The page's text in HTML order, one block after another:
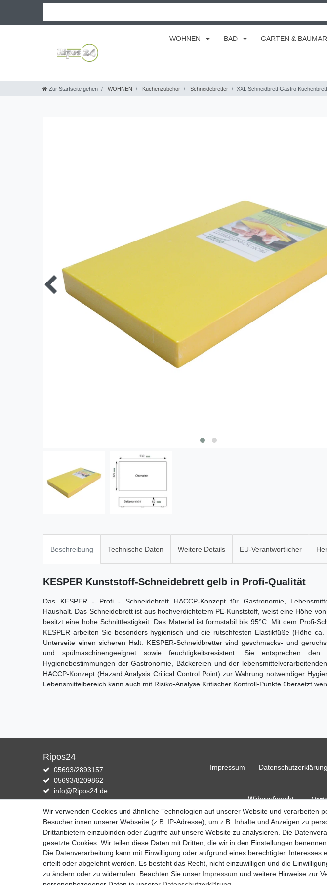
WOHNEN BAD GARTEN &
Zur Startseite gehen WOHNEN Küchenzubehör Schneidebretter XXL Schneidbrett Gastro
Beschreibung Technische Daten Weitere Details EU-Verantwortlicher
KESPER Kunststoff-Schneidebrett gelb in Profi-Qualität
Das KESPER - Profi - Schneidebrett HACCP-Konzept für Gastronomie,
Haushalt. Das Schneidebrett ist aus hochverdichtetem PE-Kunststoff, weist eine Höhe
besitzt eine hohe Schnittfestigkeit. Das Material ist formstabil bis 95°C. Mit dem Profi-
KESPER arbeiten Sie besonders hygienisch und die rutschfesten Elastikfüße (Höhe
Unterseite einen sicheren Halt. KESPER-Schneidbretter sind geschmacks- und
und spülmaschinengeeignet sowie feuchtigkeitsresistent. Sie entsprechen den
Hygienebestimmungen der Gastronomie, Bäckereien und der
HACCP-Konzept (Hazard Analysis Critical Control Point) zur Wahrung notwendiger
Lebensmittelbereich kann auch mit Risiko-Analyse Kritischer Kontroll-Punkte übersetzt
Ripos24
05693/2893157
05693/8209862
info@Ripos24.de
Montag - Freitag, 8:00 - 14:00
Zahlung und Versand
Wir versenden mit DHL
Impressum Daten­schutz­erklärung
Widerrufs­recht
© Copyright 2026
Wir verwenden Cookies und ähnliche Technologien auf unserer Website und verarbeiten
Besucher:innen unserer Webseite (z.B. IP-Adresse), um z.B. Inhalte und Anzeigen zu
Drittanbietern einzubinden oder Zugriffe auf unsere Website zu analysieren. Die
gesetzte Cookies. Wir teilen diese Daten mit Dritten, die wir in den Einstellungen benennen.
Die Datenverarbeitung kann mit Einwilligung oder aufgrund eines berechtigten Interesses
erteilt oder abgelehnt werden. Es besteht das Recht, nicht einzuwilligen und die
zu ändern oder zu widerrufen. Beachten Sie unser Impressum und weitere Hinweise zur